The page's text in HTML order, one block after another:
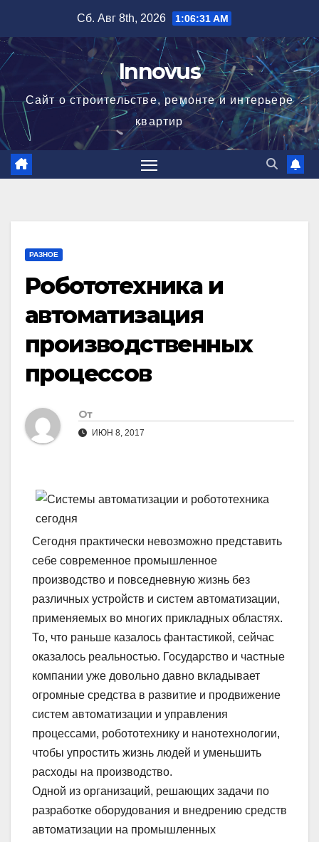
содержимому
Сб. Авг 8th, 2026 1:06:32 AM
Innovus
Сайт о строительстве, ремонте и интерьере
квартир
РАЗНОЕ
Робототехника и
автоматизация
производственных
процессов
От
ИЮН 8, 2017
Сегодня практически невозможно представить
себе современное промышленное
производство и повседневную жизнь без
различных устройств и систем автоматизации,
применяемых во многих прикладных областях.
То, что раньше казалось фантастикой, сейчас
оказалось реальностью. Государство и частные
компании уже довольно давно вкладывает
огромные средства в развитие и продвижение
систем автоматизации и управления
процессами, робототехнику и нанотехнологии,
чтобы упростить жизнь людей и уменьшить
расходы на производство.
Одной из организаций, решающих задачи по
разработке оборудования и внедрению средств
автоматизации на промышленных